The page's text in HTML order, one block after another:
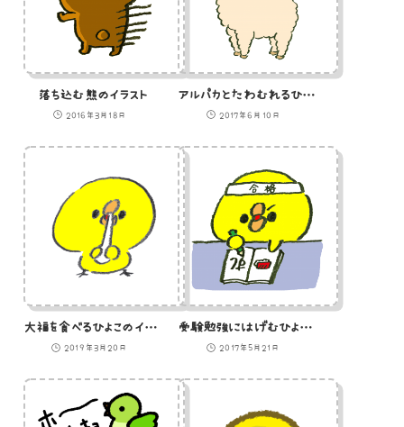
落ち込む熊のイラスト
2016年3月18日
アルパカとたわむれるひよこのイラスト
2017年6月10日
大福を食べるひよこのイラスト
2019年3月20日
受験勉強にはげむひよこのイラスト
2017年5月21日